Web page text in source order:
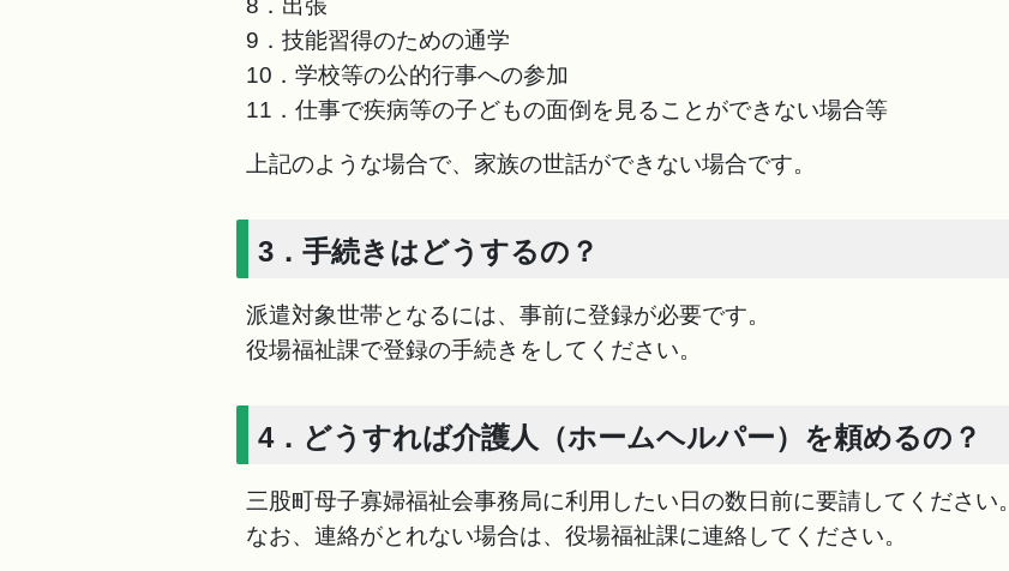
9．技能習得のための通学
10．学校等の公的行事への参加
11．仕事で疾病等の子どもの面倒を見ることができない場合等
上記のような場合で、家族の世話ができない場合です。
3．手続きはどうするの？
派遣対象世帯となるには、事前に登録が必要です。
役場福祉課で登録の手続きをしてください。
4．どうすれば介護人（ホームヘルパー）を頼めるの？
三股町母子寡婦福祉会事務局に利用したい日の数日前に要請してください。
なお、連絡がとれない場合は、役場福祉課に連絡してください。